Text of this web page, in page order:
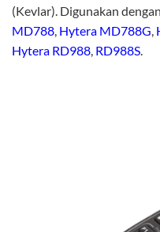
(Kevlar). Digunakan
MD788, Hytera MD788G,
Hytera RD988, RD988S.